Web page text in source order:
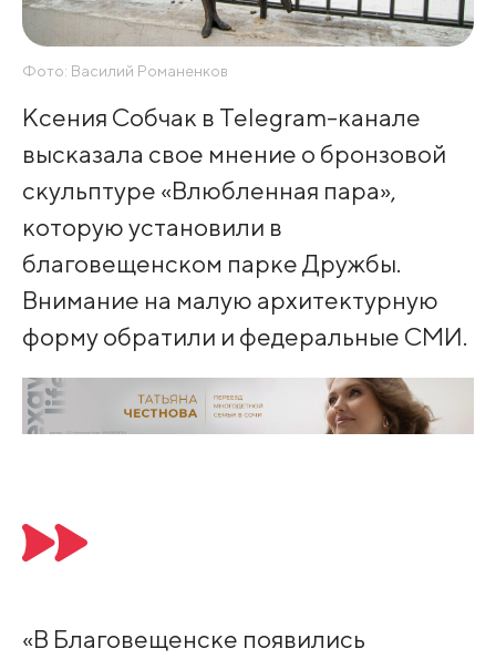
Фото: Василий Романенков
Ксения Собчак в Telegram-канале
высказала свое мнение о бронзовой
скульптуре «Влюбленная пара»,
которую установили в
благовещенском парке Дружбы.
Внимание на малую архитектурную
форму обратили и федеральные СМИ.
«В Благовещенске появились